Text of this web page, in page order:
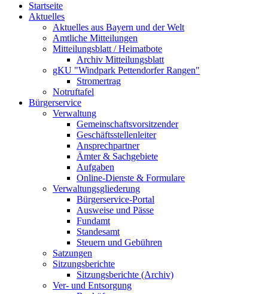
Startseite
Aktuelles
Aktuelles aus Bayern und der Welt
Amtliche Mitteilungen
Mitteilungsblatt / Heimatbote
Archiv Mitteilungsblatt
gKU "Windpark Pettendorfer Rangen"
Stromertrag
Notruftafel
Bürgerservice
Verwaltung
Gemeinschaftsvorsitzender
Geschäftsstellenleiter
Ansprechpartner
Ämter & Sachgebiete
Aufgaben
Online-Dienste & Formulare
Verwaltungsgliederung
Bürgerservice-Portal
Ausweise und Pässe
Fundamt
Standesamt
Steuern und Gebühren
Satzungen
Sitzungsberichte
Sitzungsberichte (Archiv)
Ver- und Entsorgung